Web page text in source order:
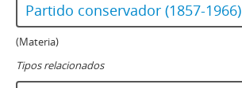
Partido conservador (1857-1966)
(Materia)
Tipos relacionados